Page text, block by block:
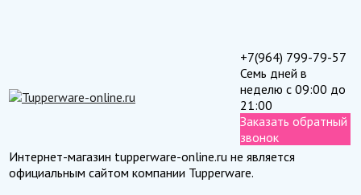
+7(964) 799-79-57
Семь дней в
неделю с 09:00 до
21:00
Заказать обратный
звонок
Интернет-магазин tupperware-online.ru не является
официальным сайтом компании Tupperware.